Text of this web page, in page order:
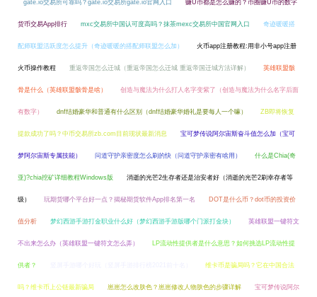
gate.io交易所可靠吗？gate.io交易所gate.io官网入口 赚U币都是怎么赚的？币圈赚U币的数字
货币交易App排行 mxc交易所中国认可度高吗？抹茶mexc交易所中国官网入口 奇迹暖暖搭
配师联盟活跃度怎么提升（奇迹暖暖的搭配师联盟怎么加） 火币app注册教程:用非小号app注册
火币操作教程 重返帝国怎么迁城（重返帝国怎么迁城 重返帝国迁城方法详解） 英雄联盟骸
骨是什么（英雄联盟骸骨是啥） 创造与魔法为什么打人名字变紫了（创造与魔法为什么名字后面
有数字） dnf结婚豪华和普通有什么区别（dnf结婚豪华婚礼是要每人一个嘛） ZB即将恢复
提款成功了吗？中币交易所zb.com目前现状最新消息 宝可梦传说阿尔宙斯奋斗值怎么加（宝可
梦阿尔宙斯专属技能） 问道守护亲密度怎么刷的快（问道守护亲密有啥用） 什么是Chia(奇
亚)?chia挖矿详细教程Windows版 消逝的光芒2生存者还是治安者好（消逝的光芒2刷幸存者等
级） 玩期货哪个平台好一点？揭秘期货软件App排名第一名 DOT是什么币？dot币的投资价
值分析 梦幻西游手游打金职业什么好（梦幻西游手游版哪个门派打金块） 英雄联盟一键符文
不出来怎么办（英雄联盟一键符文怎么弄） LP流动性提供者是什么意思？如何挑选LP流动性提
供者？ 维卡币是骗局吗？它在中国合法
吗？维卡币上公链最新骗局 崽崽怎么改肤色？崽崽修改人物肤色的步骤详解 宝可梦传说阿尔